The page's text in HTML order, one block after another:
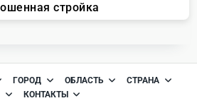
ГОРОД ОБЛАСТЬ
СТРАНА
КОНТАКТЫ